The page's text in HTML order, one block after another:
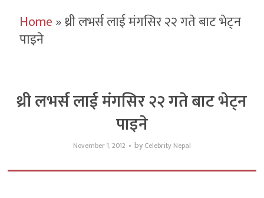
Home»थ्री लभर्स लाई मंगसिर २२ गते बाट भेट्न
पाइने
थ्री लभर्स लाई मंगसिर २२ गते बाट भेट्न
पाइने
November 1, 2012 by Celebrity Nepal